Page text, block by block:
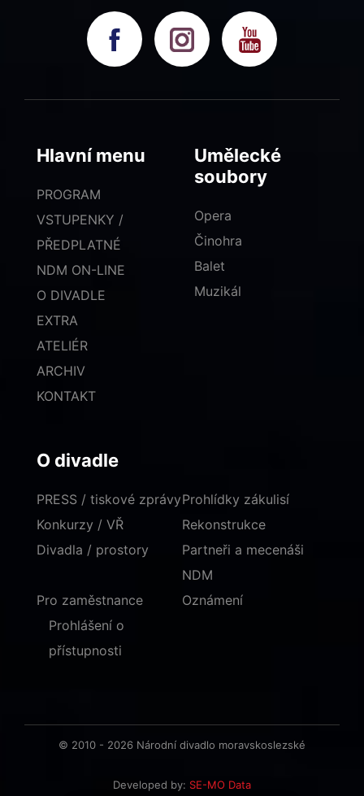
Hlavní menu
PROGRAM
VSTUPENKY /
PŘEDPLATNÉ
NDM ON-LINE
O DIVADLE
EXTRA
ATELIÉR
ARCHIV
KONTAKT
Umělecké
soubory
Opera
Činohra
Balet
Muzikál
O divadle
PRESS / tiskové zprávy
Konkurzy / VŘ
Divadla / prostory
Prohlídky zákulisí
Rekonstrukce
Partneři a mecenáši
NDM
Pro zaměstnance
Oznámení
Prohlášení o
přístupnosti
© 2010 - 2026 Národní divadlo moravskoslezské
Developed by: SE-MO Data